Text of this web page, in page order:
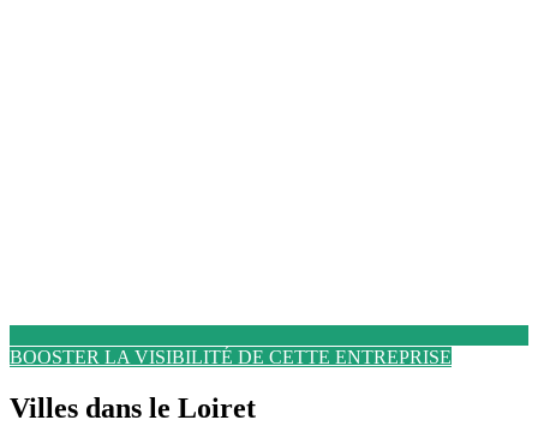
BOOSTER LA VISIBILITÉ DE CETTE ENTREPRISE
Villes dans le Loiret